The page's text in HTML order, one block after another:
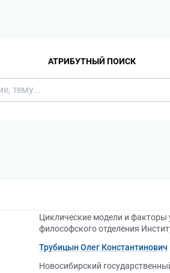
АТРИБУТНЫЙ ПОИСК
Циклические модели и факторы
философского отделения
Трубицын Олег Константинович
Новосибирский